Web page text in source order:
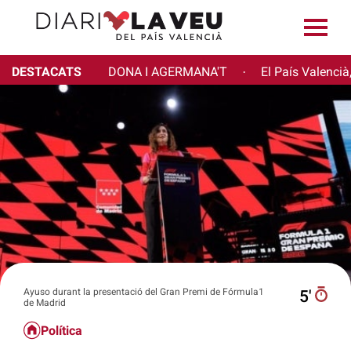
DESTACATS DONA I AGERMANA'T · El País
Ayuso durant la presentació del Gran Premi de Fórmula1
de Madrid
5′
Política